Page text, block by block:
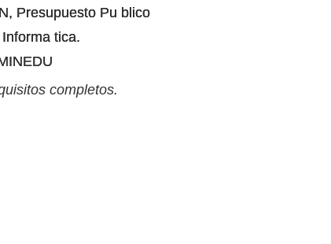
Presupuesto Pu blico
tica.
completos.